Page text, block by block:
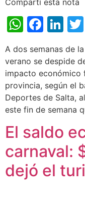
A dos semanas de
verano se despide
impacto económico
provincia, según el
Deportes de Salta,
este fin de semana
El saldo
carnaval:
dejó el